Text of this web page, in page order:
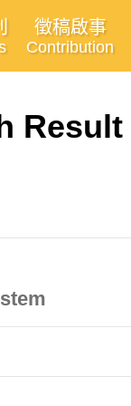
徵稿啟事
Contribution
Result